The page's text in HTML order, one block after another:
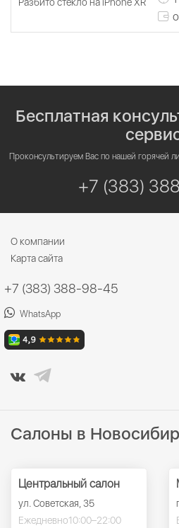
Бесплатная
Проконсультируем Вас по нашей горячей
+7 (383)
О компании
Карта сайта
+7 (383) 388-98-45
WhatsApp
Салоны в
Центральный салон
ул. Советская, 35
Ежедневно10:00–22:00